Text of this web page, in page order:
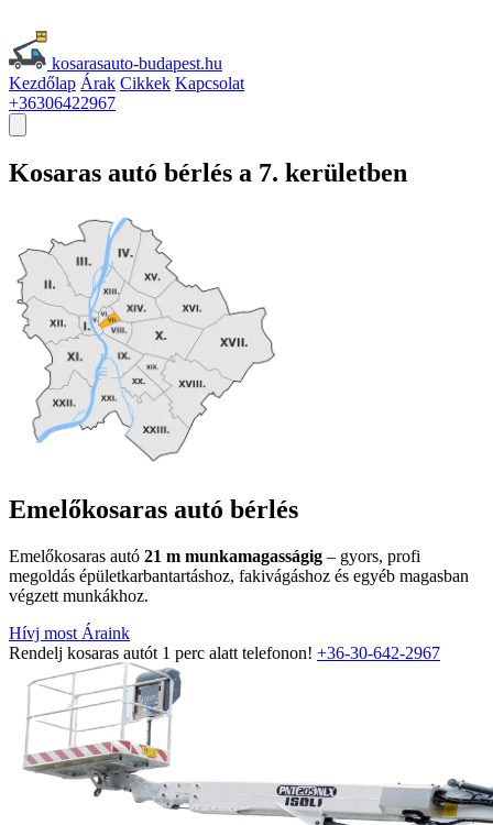
kosarasauto-budapest.hu
Kezdőlap Árak Cikkek Kapcsolat
+36306422967
Kosaras autó bérlés a 7. kerületben
Emelőkosaras autó bérlés
Emelőkosaras autó 21 m munkamagasságig – gyors, profi
megoldás épületkarbantartáshoz, fakivágáshoz és egyéb magasban
végzett munkákhoz.
Hívj most Áraink
Rendelj kosaras autót 1 perc alatt telefonon! +36-30-642-2967